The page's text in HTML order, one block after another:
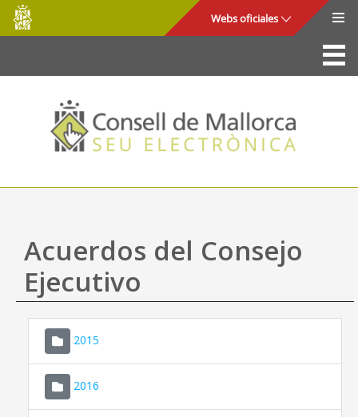
Saltar al contenido principal
Consell
de
Mallorca
Webs oficiales
La Sede
Consejo de Mallorca
Acceso y seguridad
Utilidades
Mapa web
Ayuda
Acuerdos del Consejo
Ejecutivo
2015
2016